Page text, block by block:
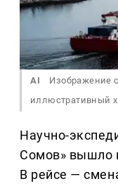
AI
Изображение
иллюстративный
Научно-
Сомов» вышло
В рейсе —